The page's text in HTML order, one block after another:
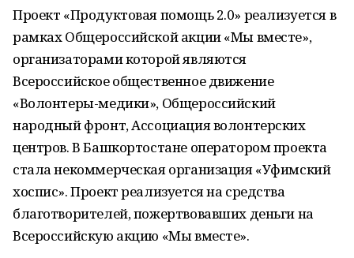
Проект «Продуктовая помощь 2.0» реализуется в
рамках Общероссийской акции «Мы вместе»,
организаторами которой являются
Всероссийское общественное движение
«Волонтеры-медики», Общероссийский
народный фронт, Ассоциация волонтерских
центров. В Башкортостане оператором проекта
стала некоммерческая организация «Уфимский
хоспис». Проект реализуется на средства
благотворителей, пожертвовавших деньги на
Всероссийскую акцию «Мы вместе».